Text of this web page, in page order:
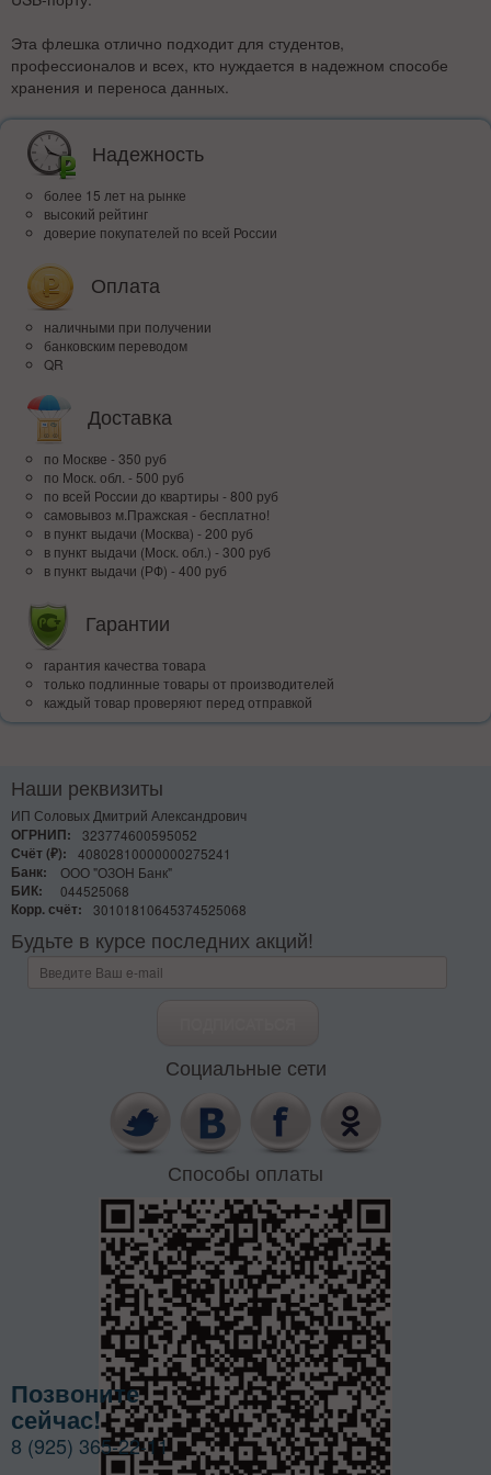
Эта флешка отлично подходит для студентов,
профессионалов и всех, кто нуждается в надежном способе
хранения и переноса данных.
Надежность
более 15 лет на рынке
высокий рейтинг
доверие покупателей по всей России
Оплата
наличными при получении
банковским переводом
QR
Доставка
по Москве - 350 руб
по Моск. обл. - 500 руб
по всей Росcии до квартиры - 800 руб
самовывоз м.Пражская - бесплатно!
в пункт выдачи (Москва) - 200 руб
в пункт выдачи (Моск. обл.) - 300 руб
в пункт выдачи (РФ) - 400 руб
Гарантии
гарантия качества товара
только подлинные товары от производителей
каждый товар проверяют перед отправкой
Наши реквизиты
ИП Соловых Дмитрий Александрович
ОГРНИП:
323774600595052
Счёт (₽):
40802810000000275241
Банк:
ООО "ОЗОН Банк"
БИК:
044525068
Корр. счёт:
30101810645374525068
Будьте в курсе последних акций!
Социальные сети
Способы оплаты
Позвоните
сейчас!
8 (925) 365-22-11